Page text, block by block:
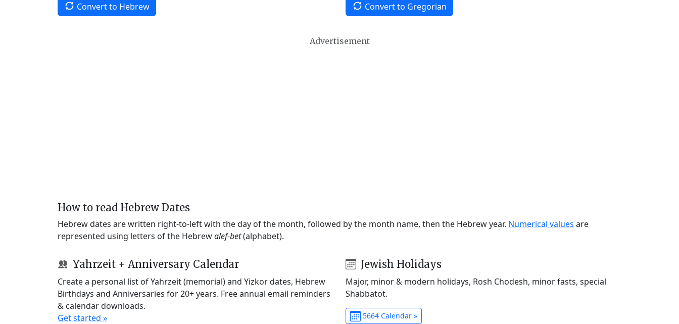
Convert to Hebrew Convert to Gregorian
Advertisement
How to read Hebrew Dates
Hebrew dates are written right-to-left with the day of the month, followed by the month name, then the Hebrew year. Numerical values are
represented using letters of the Hebrewalef-bet(alphabet).
Yahrzeit + Anniversary Calendar
Create a personal list of Yahrzeit (memorial) and Yizkor dates, Hebrew
Birthdays and Anniversaries for 20+ years. Free annual email reminders
& calendar downloads.
Get started »
Jewish Holidays
Major, minor & modern holidays, Rosh Chodesh, minor fasts, special
Shabbatot.
5664 Calendar »